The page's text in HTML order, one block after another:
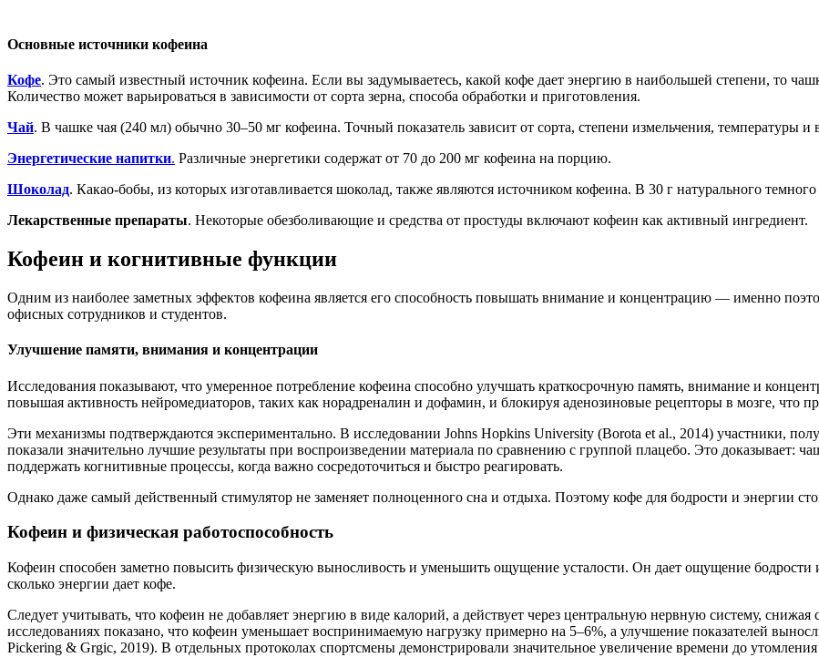
Основные источники кофеина
Кофе. Это самый известный источник кофеина. Если вы задумываетесь, какой кофе дает энергию в наибольшей степени, то
Количество может варьироваться в зависимости от сорта зерна, способа обработки и приготовления.
Чай. В чашке чая (240 мл) обычно 30–50 мг кофеина. Точный показатель зависит от сорта, степени измельчения, температуры и
Энергетические напитки. Различные энергетики содержат от 70 до 200 мг кофеина на порцию.
Шоколад. Какао-бобы, из которых изготавливается шоколад, также являются источником кофеина. В 30 г натурального
Лекарственные препараты. Некоторые обезболивающие и средства от простуды включают кофеин как активный ингредиент.
Кофеин и когнитивные функции
Одним из наиболее заметных эффектов кофеина является его способность повышать внимание и концентрацию — именно
офисных сотрудников и студентов.
Улучшение памяти, внимания и концентрации
Исследования показывают, что умеренное потребление кофеина способно улучшать краткосрочную память, внимание и
повышая активность нейромедиаторов, таких как норадреналин и дофамин, и блокируя аденозиновые рецепторы в мозге, что
Эти механизмы подтверждаются экспериментально. В исследовании Johns Hopkins University (Borota et al., 2014) участники,
показали значительно лучшие результаты при воспроизведении материала по сравнению с группой плацебо. Это
поддержать когнитивные процессы, когда важно сосредоточиться и быстро реагировать.
Однако даже самый действенный стимулятор не заменяет полноценного сна и отдыха. Поэтому кофе для бодрости и энергии
Кофеин и физическая работоспособность
Кофеин способен заметно повысить физическую выносливость и уменьшить ощущение усталости. Он дает ощущение бодрости
сколько энергии дает кофе.
Следует учитывать, что кофеин не добавляет энергию в виде калорий, а действует через центральную нервную систему,
исследованиях показано, что кофеин уменьшает воспринимаемую нагрузку примерно на 5–6%, а улучшение показателей
Pickering & Grgic, 2019). В отдельных протоколах спортсмены демонстрировали значительное увеличение времени до